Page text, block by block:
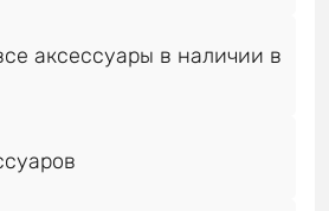
аксессуары в наличии в